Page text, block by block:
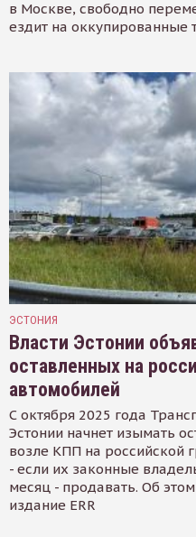
в Москве, свободно
ездит на оккупированные
ЭСТОНИЯ
Власти Эстонии
оставленных на
автомобилей
С октября 2025 года
Эстонии начнет изымать
возле КПП на российской
- если их законные
месяц - продавать. Об
издание ERR